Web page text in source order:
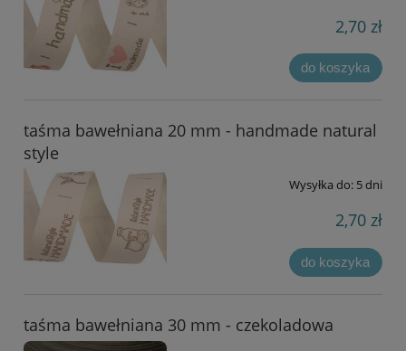
2,70 zł
do koszyka
taśma bawełniana 20 mm - handmade natural
style
Wysyłka do: 5 dni
2,70 zł
do koszyka
taśma bawełniana 30 mm - czekoladowa